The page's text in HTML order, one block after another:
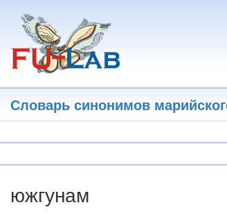
основному
содержанию
Словарь синонимов
южгунам